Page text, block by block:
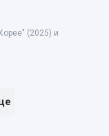
(2025) и